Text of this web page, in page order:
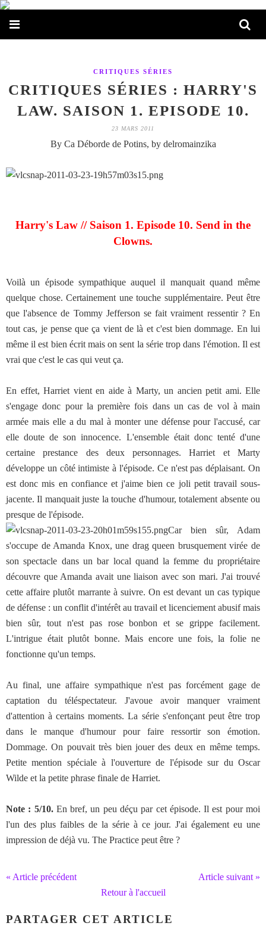
CRITIQUES SÉRIES
CRITIQUES SÉRIES : HARRY'S
LAW. SAISON 1. EPISODE 10.
23 MARS 2011
By Ca Déborde de Potins, by delromainzika
Harry's Law // Saison 1. Episode 10. Send in the
Clowns.
Voilà un épisode sympathique auquel il manquait quand même
quelque chose. Certainement une touche supplémentaire. Peut être
que l'absence de Tommy Jefferson se fait vraiment ressentir ? En
tout cas, je pense que ça vient de là et c'est bien dommage. En lui
même il est bien écrit mais on sent la série trop dans l'émotion. Il est
vrai que c'est le cas qui veut ça.
En effet, Harriet vient en aide à Marty, un ancien petit ami. Elle
s'engage donc pour la première fois dans un cas de vol à main
armée mais elle a du mal à monter une défense pour l'accusé, car
elle doute de son innocence. L'ensemble était donc tenté d'une
certaine prestance des deux personnages. Harriet et Marty
développe un côté intimiste à l'épisode. Ce n'est pas déplaisant. On
est donc mis en confiance et j'aime bien ce joli petit travail sous-
jacente. Il manquait juste la touche d'humour, totalement absente ou
presque de l'épisode.
Car bien sûr, Adam
s'occupe de Amanda Knox, une drag queen brusquement virée de
son spectacle dans un bar local quand la femme du propriétaire
découvre que Amanda avait une liaison avec son mari. J'ai trouvé
cette affaire plutôt marrante à suivre. On est devant un cas typique
de défense : un conflit d'intérêt au travail et licenciement abusif mais
bien sûr, tout n'est pas rose bonbon et se grippe facilement.
L'intrigue était plutôt bonne. Mais encore une fois, la folie ne
fonctionne qu'un temps.
Au final, une affaire sympathique n'est pas forcément gage de
captation du téléspectateur. J'avoue avoir manquer vraiment
d'attention à certains moments. La série s'enfonçant peut être trop
dans le manque d'humour pour faire ressortir son émotion.
Dommage. On pouvait très bien jouer des deux en même temps.
Petite mention spéciale à l'ouverture de l'épisode sur du Oscar
Wilde et la petite phrase finale de Harriet.
Note : 5/10.En bref, un peu déçu par cet épisode. Il est pour moi
l'un des plus faibles de la série à ce jour. J'ai également eu une
impression de déjà vu. The Practice peut être ?
« Article précédent
Article suivant »
Retour à l'accueil
PARTAGER CET ARTICLE